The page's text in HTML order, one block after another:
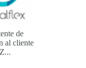
de
al cliente